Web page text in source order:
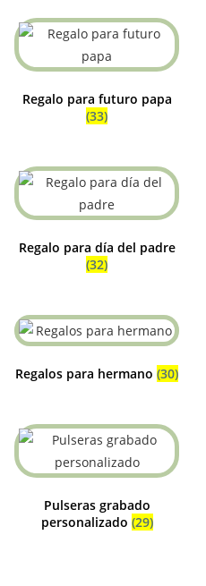
Regalo para futuro papa
(33)
Regalo para día del padre
(32)
Regalos para hermano (30)
Pulseras grabado
personalizado (29)